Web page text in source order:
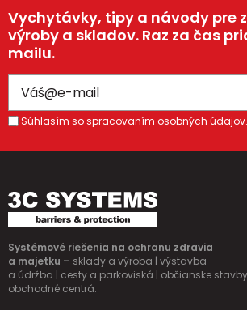
Vychytávky, tipy a návody pre
výroby a skladov. Raz za čas
mailu.
Súhlasím so spracovaním osobných údajov.
Systémové riešenia na ochranu zdravia
a majetku – sklady a výroba | výstavba
a údržba | cesty a parkoviská | občianske
obchodné centrá.